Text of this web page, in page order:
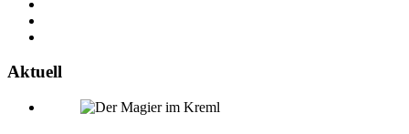
Aktuell